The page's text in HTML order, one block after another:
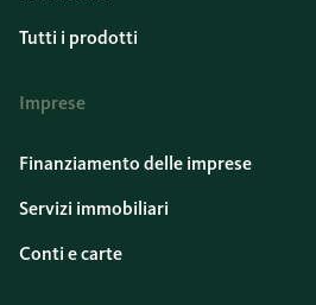
Tutti i prodotti
Imprese
Finanziamento delle imprese
Servizi immobiliari
Conti e carte